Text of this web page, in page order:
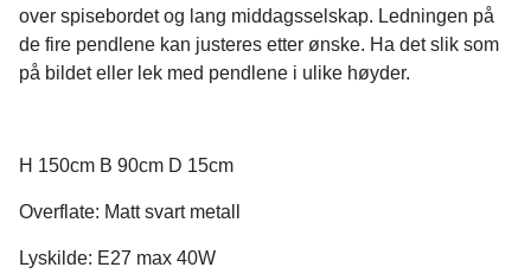
over spisebordet og lang middagsselskap. Ledningen på
de fire pendlene kan justeres etter ønske. Ha det slik som
på bildet eller lek med pendlene i ulike høyder.
H 150cm B 90cm D 15cm
Overflate: Matt svart metall
Lyskilde: E27 max 40W